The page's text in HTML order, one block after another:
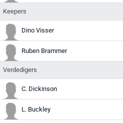
Keepers
Dino Visser
Ruben Brammer
Verdedigers
C. Dickinson
L. Buckley